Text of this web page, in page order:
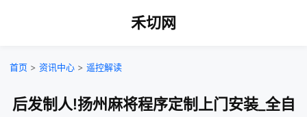
禾切网
首页 > 资讯中心 > 遥控解读
后发制人!扬州麻将程序定制上门安装_全自